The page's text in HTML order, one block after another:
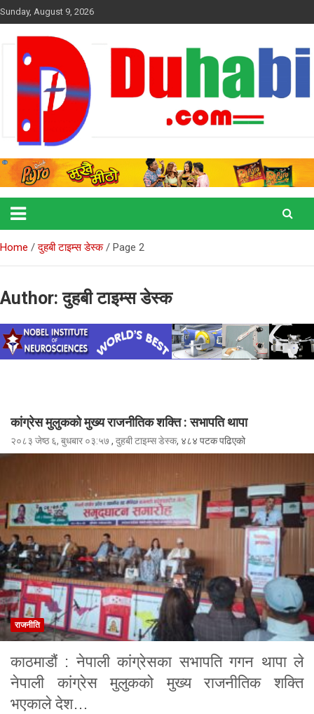
Skip
to
content
Sunday, August 9, 2026
Duhabi Times
Home दुहबी टाइम्स डेस्क Page 2
Author:दुहबी टाइम्स डेस्क
कांग्रेस मुलुकको मुख्य राजनीतिक शक्ति : सभापति थापा
२०८३ जेष्ठ ६, बुधबार ०३:५७ , दुहबी टाइम्स डेस्क, ४८४ पटक पढिएको
राजनीति
काठमाडौं : नेपाली कांग्रेसका सभापति गगन थापा ले
नेपाली कांग्रेस मुलुकको मुख्य राजनीतिक शक्ति
भएकाले देश…